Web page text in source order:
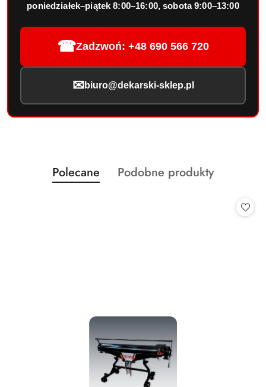
poniedziałek–piątek 8:00–16:00, sobota 9:00–13:00
☎Zadzwoń: +48 690 566 720
✉ biuro@dekarski-sklep.pl
Pomiń karuzelę produktów
Produkty
o
Polecane
Produkty
Podobne produkty